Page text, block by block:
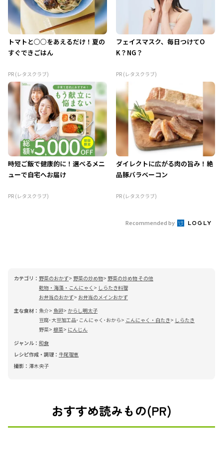
トマトと○○をあえるだけ！夏の
すぐできごはん
PR (レタスクラブ)
フェイスマスク、毎日つけてO
K？NG？
PR (レタスクラブ)
時短ご飯で健康的に！選べるメニ
ューで自宅へお届け
PR (レタスクラブ)
ダイレクトに広がる肉の旨み！絶
品豚バラベーコン
PR (レタスクラブ)
Recommended by
カテゴリ： 野菜のおかず 野菜の炒め物
野菜の炒め物 その他
乾物・海藻・こんにゃく
しらたき料理
お弁当のおかず
お弁当のメインおかず
主な食材： 魚介 魚卵
からし明太子
豆腐･大豆加工品･こんにゃく･おから
こんにゃく・白たき
しらたき
野菜 根菜
にんじん
ジャンル： 和食
レシピ作成・調理： 牛尾理恵
撮影： 澤木央子
おすすめ読みもの(PR)